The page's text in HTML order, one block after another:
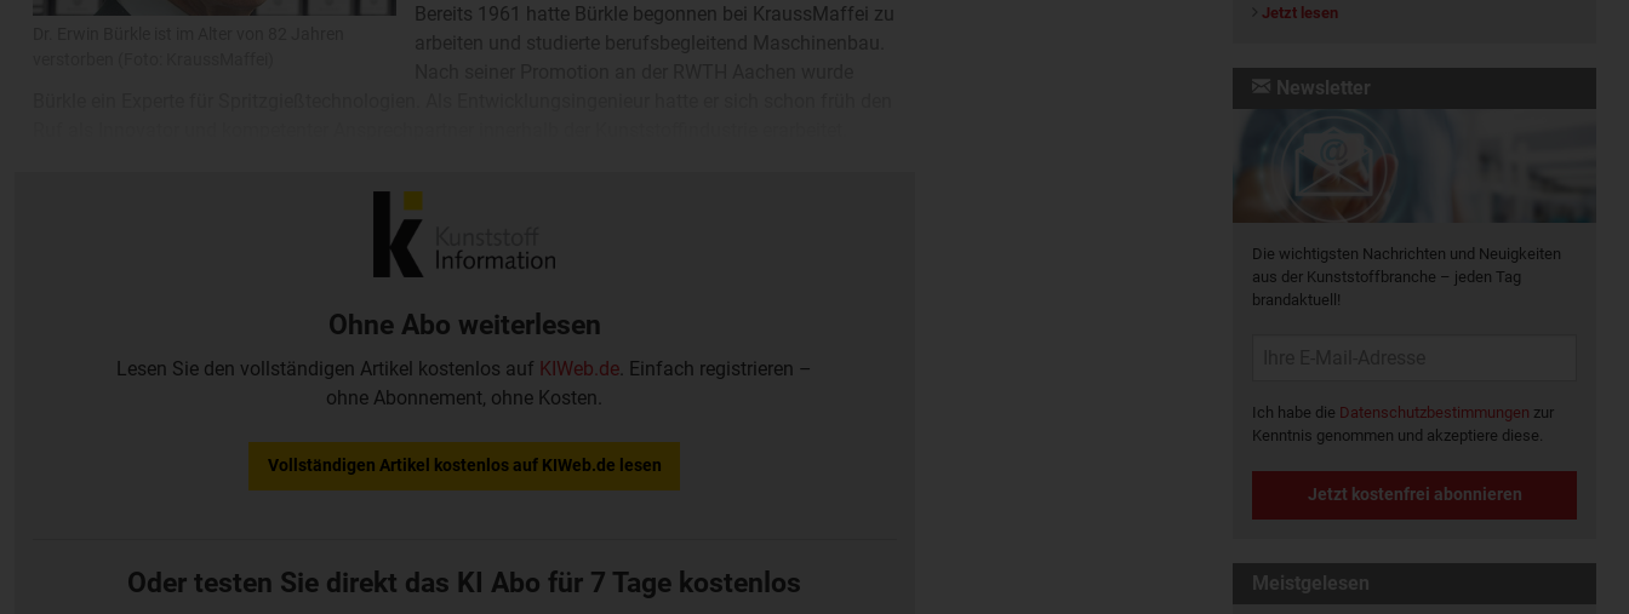
Bereits 1961 hatte Bürkle begonnen bei KraussMaffei zu
arbeiten und studierte berufsbegleitend Maschinenbau.
Ohne Abo weiterlesen
Lesen Sie den vollständigen Artikel kostenlos auf KIWeb.de. Einfach registrieren –
ohne Abonnement, ohne Kosten.
Vollständigen Artikel kostenlos auf KIWeb.de lesen
Oder testen Sie direkt das KI Abo für 7 Tage kostenlos
Jetzt lesen
Newsletter
Die wichtigsten Nachrichten und Neuigkeiten
aus der Kunststoffbranche – jeden Tag
brandaktuell!
Ich habe die Datenschutzbestimmungen zur
Kenntnis genommen und akzeptiere diese.
Jetzt kostenfrei abonnieren
Meistgelesen